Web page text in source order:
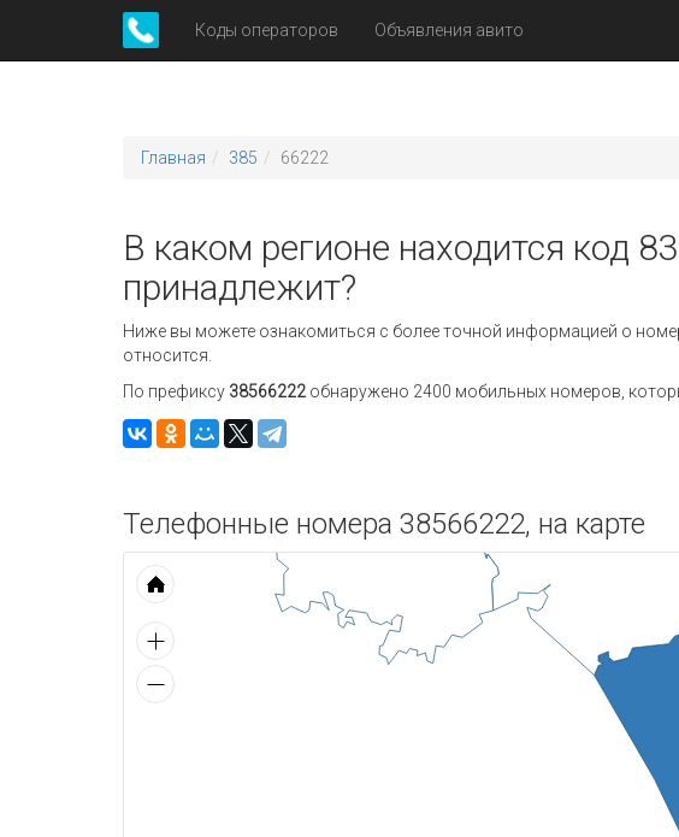
Коды операторов Объявления авито
Главная 385 66222
В каком регионе находится код
принадлежит?
Ниже вы можете ознакомиться с более точной информацией о
относится.
По префиксу 38566222 обнаружено 2400 мобильных номеров,
Телефонные номера 38566222, на карте